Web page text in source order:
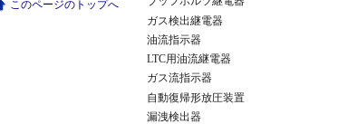
このページのトップへ
ガス検出継電器
油流指示器
LTC用油流継電器
ガス流指示器
自動復帰形放圧装置
漏洩検出器